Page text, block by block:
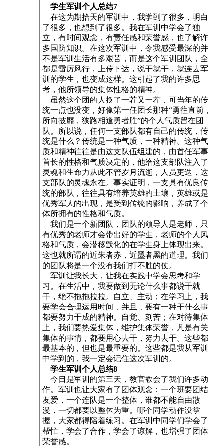
学生军训个人总结7
在这为期拾天的军训中，我学到了很多，明白
了很多，也想到了很多。我在军训中学会了独
立，有时间观念，有责任感和荣誉感，也了解许
多国防知识。在这次军训中，令我感受最深的并
不是军训生活有多艰苦，而是这个军训团队，全
都是雷厉风行，上传下达，说干就干，就连去军
训的学生，也变成这样。这引起了我的许多思
考，他所领导的集体性格的精神。
虽然这个团的人换了一茬又一茬，可当年的传
统一点也没变，好像第一任团长那种“勇往直前，
所向披靡，狭路相逢勇者胜”的个人气质留在团
队。所以说，任何一支部队都有自己的传统，传
统是什么？传统是一种气质，一种精神。这种气
质和精神往往是由这支队伍组建的，由首任军事
首长的性格和气质决定的，他给这支部队注入了
灵魂和生命力从此不管岁月流逝，人员更迭，这
支部队的灵魂永在。事实证明，一支具有优良传
统的部队，往往具有培养英雄的土壤，英雄或是
优秀军人的出现，是受到传统的影响，养成了个
体所拥有的性格和气质。
我们是一个新团队，团队的领导人是老师，只
有优秀的老师才会带出好的学生，老师的个人风
格和气质，会潜移默化的在学生身上体现出来。
这也就所谓的近朱者赤，近墨者黑的道理。我们
的团队将是一个没有我们打不胜的仗。
军训让我长大，让我在实践中学会思考和学
习。在生活中，我要做到无论什么事都说干就
干，绝不拖拖拉拉。自立、主动；在学习上，我
要学会合理运用时间，并且，要有一种干什么事
都要努力干成的精神。自觉、刻苦；在对待集体
上，我们要热爱集体，维护集体荣誉，凡是有关
集体的事情，都要用心去干，努力去干。这些都
最基本的，但也是最重要的。这些都是我从军训
中学到的，我一定会记住这次军训的。
学生军训个人总结8
今日是军训的第三天，教官教会了我们许多动
作。军训也让大家有了团体观念：一个班要团结
友爱，一个连队是一个整体，谁都不能自由散
漫，一切都要以整体为重。哪个同学动作没掌
握，大家都得陪着练习。在军训中同学们学会了
帮忙，学会了合作，学会了谅解，也增强了团体
荣誉感。